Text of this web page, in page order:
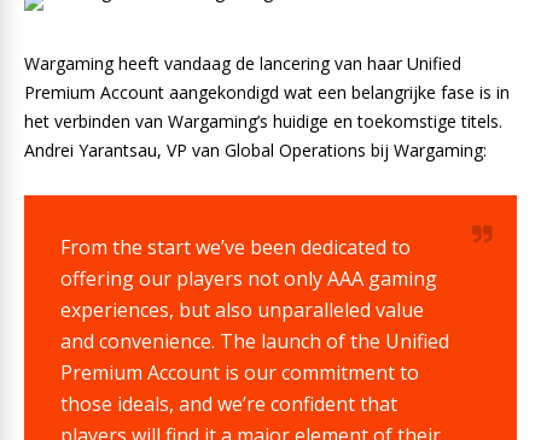
Wargaming heeft vandaag de lancering van haar Unified
Premium Account aangekondigd wat een belangrijke fase is in
het verbinden van Wargaming’s huidige en toekomstige titels.
Andrei Yarantsau, VP van Global Operations bij Wargaming:
From the start we’ve been dedicated to
offering our players not only AAA gaming
experiences, but also unparalleled value
and convenience. The launch of the Unified
Premium Account is our commitment to
those ideals, and we’re confident that